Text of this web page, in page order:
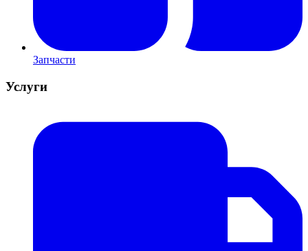
Запчасти
Услуги